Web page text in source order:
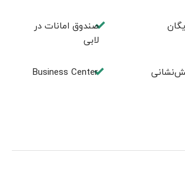
صندوق امانات در
لابی
Business Center